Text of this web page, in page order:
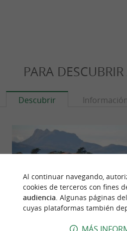
PARA DESCUBRIR
Descubrir Información
Al continuar navegando,
cookies de terceros con fines
audiencia. Algunas páginas
cuyas plataformas también